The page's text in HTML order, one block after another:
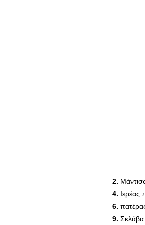
2.
4. Ιερέας
6.
9.